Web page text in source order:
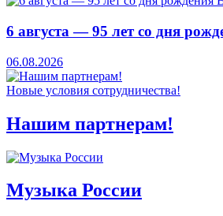
6 августа — 95 лет со дня
06.08.2026
Новые условия сотрудничества!
Нашим партнерам!
Музыка России